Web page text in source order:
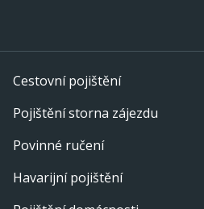
Cestovní pojištění
Pojištění storna zájezdu
Povinné ručení
Havarijní pojištění